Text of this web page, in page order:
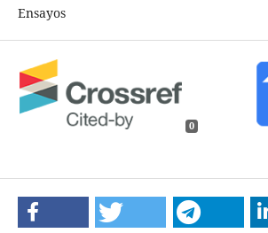
Ensayos
0